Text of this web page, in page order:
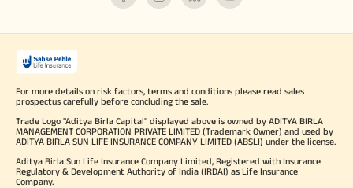
For more details on risk factors, terms and conditions please read sales
prospectus carefully before concluding the sale.
Trade Logo "Aditya Birla Capital" displayed above is owned by ADITYA BIRLA
MANAGEMENT CORPORATION PRIVATE LIMITED (Trademark Owner) and used by
ADITYA BIRLA SUN LIFE INSURANCE COMPANY LIMITED (ABSLI) under the license.
Aditya Birla Sun Life Insurance Company Limited, Registered with Insurance
Regulatory & Development Authority of India (IRDAI) as Life Insurance
Company.